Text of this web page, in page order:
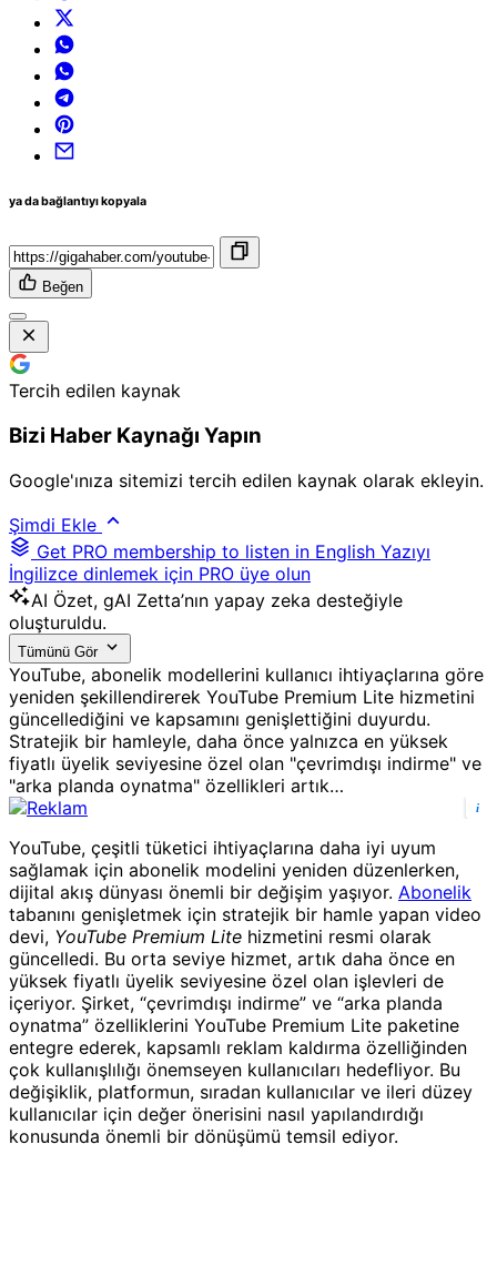
ya da bağlantıyı kopyala
Beğen
Tercih edilen kaynak
Bizi Haber Kaynağı Yapın
Google'ınıza sitemizi tercih edilen kaynak olarak ekleyin.
Şimdi Ekle
Get PRO membership to listen in English Yazıyı
İngilizce dinlemek için PRO üye olun
AI Özet, gAI Zetta’nın yapay zeka desteğiyle
oluşturuldu.
Tümünü Gör
YouTube, abonelik modellerini kullanıcı ihtiyaçlarına göre
yeniden şekillendirerek YouTube Premium Lite hizmetini
güncellediğini ve kapsamını genişlettiğini duyurdu.
Stratejik bir hamleyle, daha önce yalnızca en yüksek
fiyatlı üyelik seviyesine özel olan "çevrimdışı indirme" ve
"arka planda oynatma" özellikleri artık…
i
YouTube, çeşitli tüketici ihtiyaçlarına daha iyi uyum
sağlamak için abonelik modelini yeniden düzenlerken,
dijital akış dünyası önemli bir değişim yaşıyor. Abonelik
tabanını genişletmek için stratejik bir hamle yapan video
devi, YouTube Premium Lite hizmetini resmi olarak
güncelledi. Bu orta seviye hizmet, artık daha önce en
yüksek fiyatlı üyelik seviyesine özel olan işlevleri de
içeriyor. Şirket, “çevrimdışı indirme” ve “arka planda
oynatma” özelliklerini YouTube Premium Lite paketine
entegre ederek, kapsamlı reklam kaldırma özelliğinden
çok kullanışlılığı önemseyen kullanıcıları hedefliyor. Bu
değişiklik, platformun, sıradan kullanıcılar ve ileri düzey
kullanıcılar için değer önerisini nasıl yapılandırdığı
konusunda önemli bir dönüşümü temsil ediyor.